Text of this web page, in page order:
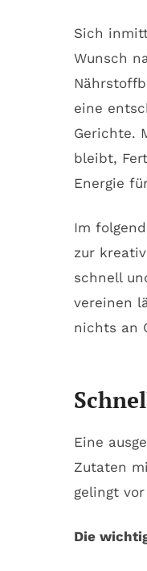
Sich
Wunsch
eine
Gerichte.
bleibt,
Energie
Im
zur
schnell
vereinen
nichts an
Eine
Zutaten
gelingt
Die